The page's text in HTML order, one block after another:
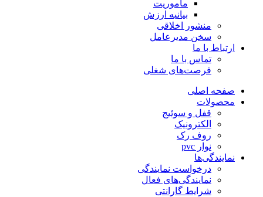
مأموریت
بیانیه ارزش
منشور اخلاقی
سخن مدیرعامل
ارتباط با ما
تماس با ما
فرصت‌های شغلی
صفحه اصلی
محصولات
قفل و سوئیج
الکترونیک
روف رک
نوار pvc
نمایندگی‌ها
درخواست نمایندگی
نمایندگی‌های فعال
شرایط گارانتی